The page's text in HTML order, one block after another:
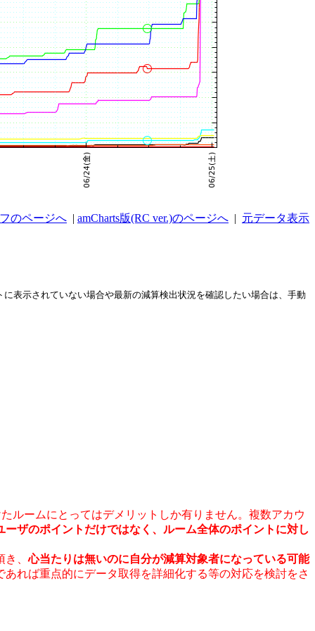
のページへ | amCharts版(RC ver.)のページへ | 元データ表示
表示されていない場合や最新の減算検出状況を確認したい場合は、手動
ルームにとってはデメリットしか有りません。複数アカウ
ーザのポイントだけではなく、ルーム全体のポイントに対し
き、心当たりは無いのに自分が減算対象者になっている可能
れば重点的にデータ取得を詳細化する等の対応を検討をさ